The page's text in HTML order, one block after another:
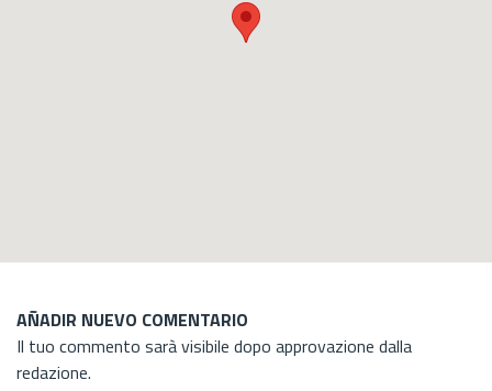
AÑADIR NUEVO COMENTARIO
Il tuo commento sarà visibile dopo approvazione dalla
redazione.